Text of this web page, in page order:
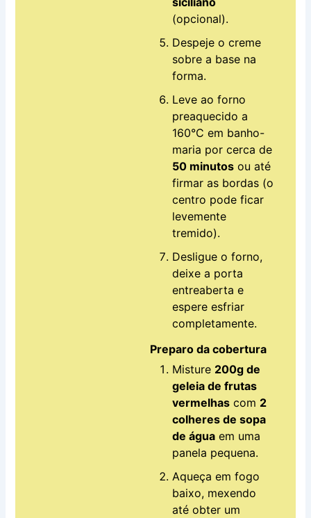
(opcional).
Despeje o creme
sobre a base na
forma.
Leve ao forno
preaquecido a
160°C em banho-
maria por cerca de
50 minutos ou até
firmar as bordas (o
centro pode ficar
levemente
tremido).
Desligue o forno,
deixe a porta
entreaberta e
espere esfriar
completamente.
Preparo da cobertura
Misture 200g de
geleia de frutas
vermelhas com 2
colheres de sopa
de água em uma
panela pequena.
Aqueça em fogo
baixo, mexendo
até obter um